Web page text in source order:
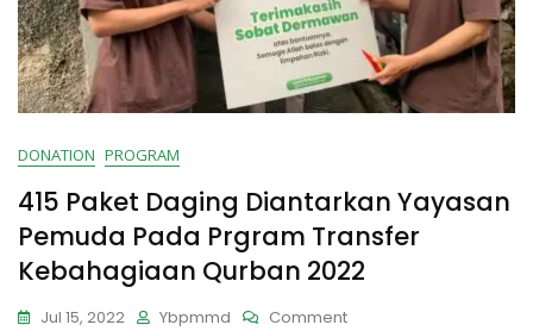
DONATION PROGRAM
415 Paket Daging Diantarkan Yayasan
Pemuda Pada Prgram Transfer
Kebahagiaan Qurban 2022
Jul 15, 2022 Ybpmmd CommentOn